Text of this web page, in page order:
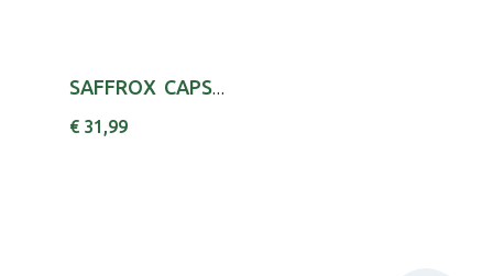
SAFFROX CAPS X30 FOLICO (ACIDO) (VITAMINA B9)...
€ 31,99